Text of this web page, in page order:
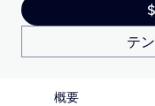
テ
概要